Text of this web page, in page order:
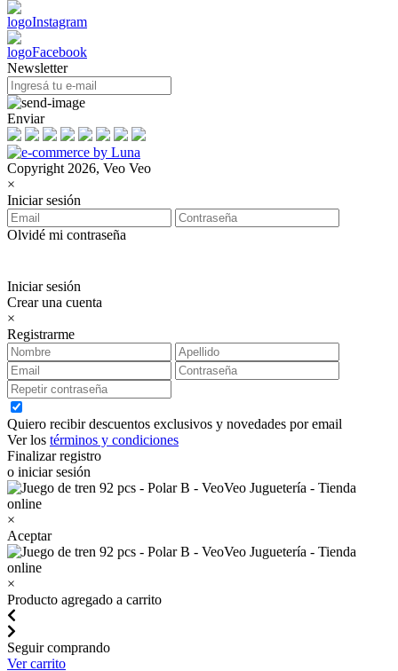
Newsletter
Enviar
Copyright 2026, Veo Veo
×
Iniciar sesión
Olvidé mi contraseña
Iniciar sesión
Crear una cuenta
×
Registrarme
Quiero recibir descuentos exclusivos y novedades por email
Ver los términos y condiciones
Finalizar registro
o iniciar sesión
×
Aceptar
×
Producto agregado a carrito
Seguir comprando
Ver carrito